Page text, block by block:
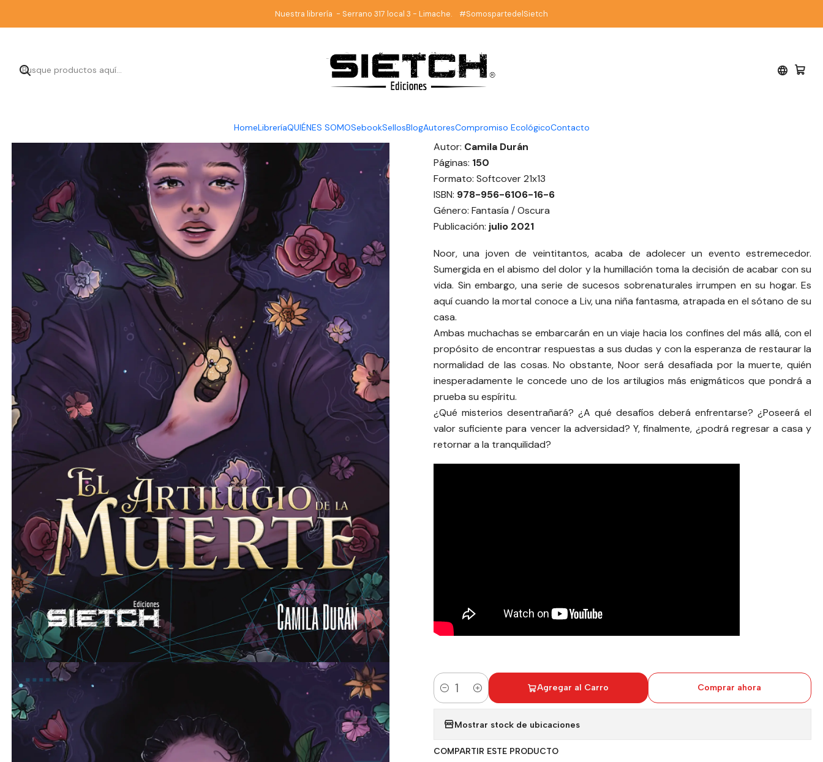
HomeLibreríaQUIÉNES SOMOSebookSellosBlogAutoresCompromiso EcológicoContacto
Nuestra librería - Serrano 317 local 3 - Limache. #SomospartedelSietch
Inicio Sietch Ediciones El artilugio de la Muerte - Camila Durán
|
El artilugio de la Muerte - Camila
Durán
DESCRIPCIÓN
Autor: Camila Durán
Páginas: 150
Formato: Softcover 21x13
ISBN: 978-956-6106-16-6
Género: Fantasía / Oscura
Publicación: julio 2021
Noor, una joven de veintitantos, acaba de adolecer un evento estremecedor.
Sumergida en el abismo del dolor y la humillación toma la decisión de acabar con su
vida. Sin embargo, una serie de sucesos sobrenaturales irrumpen en su hogar. Es
aquí cuando la mortal conoce a Liv, una niña fantasma, atrapada en el sótano de su
casa.
Ambas muchachas se embarcarán en un viaje hacia los confines del más allá, con el
propósito de encontrar respuestas a sus dudas y con la esperanza de restaurar la
normalidad de las cosas. No obstante, Noor será desafiada por la muerte, quién
inesperadamente le concede uno de los artilugios más enigmáticos que pondrá a
prueba su espíritu.
¿Qué misterios desentrañará? ¿A qué desafíos deberá enfrentarse? ¿Poseerá el
valor suficiente para vencer la adversidad? Y, finalmente, ¿podrá regresar a casa y
retornar a la tranquilidad?
Cantidad
Agregar al Carro Comprar ahora
Mostrar stock de ubicaciones
COMPARTIR ESTE PRODUCTO